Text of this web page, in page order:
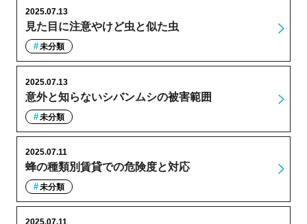
見た目に注意やけど虫と似た虫
2025.07.13
未分類
意外と知らないシバンムシの被害範囲
2025.07.13
未分類
蜂の種類別賃貸での危険度と対応
2025.07.11
未分類